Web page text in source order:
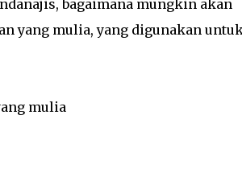
bagaimana mungkin akan
yang mulia, yang digunakan
mulia